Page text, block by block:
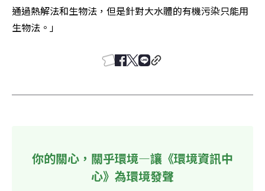
通過熱解法和生物法，但是針對大水體的有機污染只能用
生物法。」
你的關心，關乎環境—讓《環境資訊中
心》為環境發聲